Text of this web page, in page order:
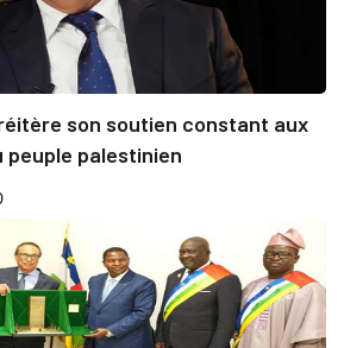
son soutien constant aux
palestinien